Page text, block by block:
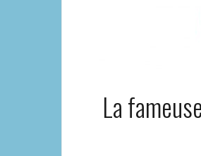
La